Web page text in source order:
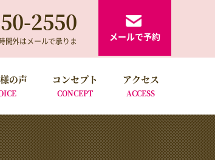
2550
間外はメールで承りま
メールで予約
の声 コンセプト
CONCEPT
アクセス
ACCESS